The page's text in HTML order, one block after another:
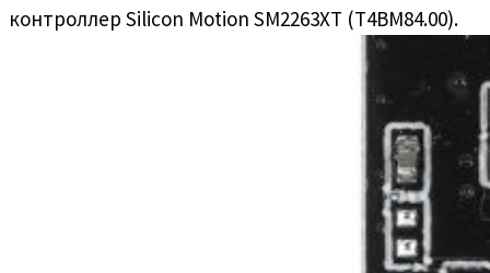
контроллер Silicon Motion SM2263XT (T4BM84.00).